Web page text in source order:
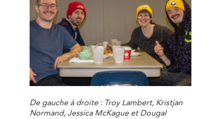
De gauche à droite : Troy Lambert, Kristjan
Normand, Jessica McKague et Dougal